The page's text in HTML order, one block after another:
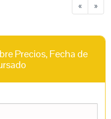
« »
Precios, Fecha de